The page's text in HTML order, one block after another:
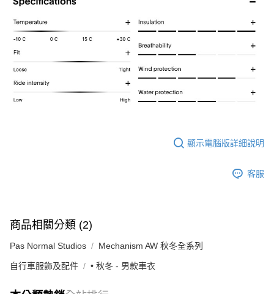
顯示電腦版詳細說明
客服
商品相關分類 (2)
Pas Normal Studios Mechanism AW 秋冬全系列
自行車服飾及配件 • 秋冬 - 男款車衣